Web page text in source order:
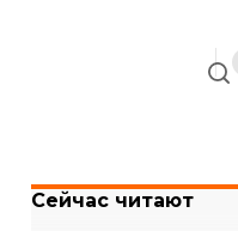
Сейчас читают